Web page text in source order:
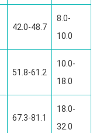
42.0-48.7
8.0-
10.0
51.8-61.2
10.0-
18.0
67.3-81.1
18.0-
32.0